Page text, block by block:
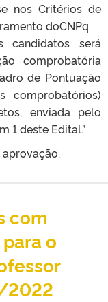
nos Critérios de
doCNPq.
será
comprobatória
de Pontuação
comprobatórios)
enviada pelo
1 deste Edital.”
com
o
2022